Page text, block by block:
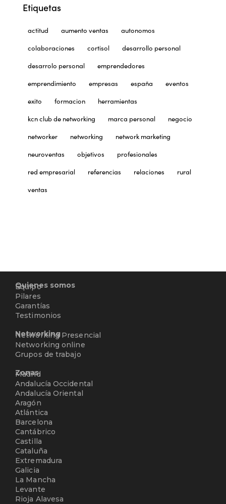
Etiquetas
actitud aumento ventas
autonomos
colaboraciones
cortisol
desarrollo personal
desarrolo personal
emprendedores
emprendimiento
empresas españa
eventos
exito
formacion
herramientas
kcn club de networking
marca personal
negocio
networker
networking
network marketing
neuroventas
objetivos
profesionales
red empresarial
referencias relaciones
rural
ventas
Quienes somos
Equipo
Pilares
Garantías
Testimonios
Networking
Networking Presencial
Networking online
Grupos de trabajo
Zonas
Madrid
Andalucía Occidental
Andalucía Oriental
Aragón
Atlántica
Barcelona
Cantábrico
Castilla
Cataluña
Extremadura
Galicia
La Mancha
Levante
Rioja Alavesa